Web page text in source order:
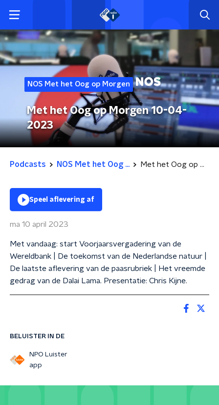
NOS Met het Oog op Morgen
Met het Oog op Morgen 10-04-
2023
Podcasts NOS Met het Oog ... Met het Oog op Morgen 10-04-2023
BELUISTER IN DE
NPO Luister
app
Speel aflevering af
ma 10 april 2023
Met vandaag: start Voorjaarsvergadering van de
Wereldbank | De toekomst van de Nederlandse natuur |
De laatste aflevering van de paasrubriek | Het vreemde
gedrag van de Dalai Lama. Presentatie: Chris Kijne.